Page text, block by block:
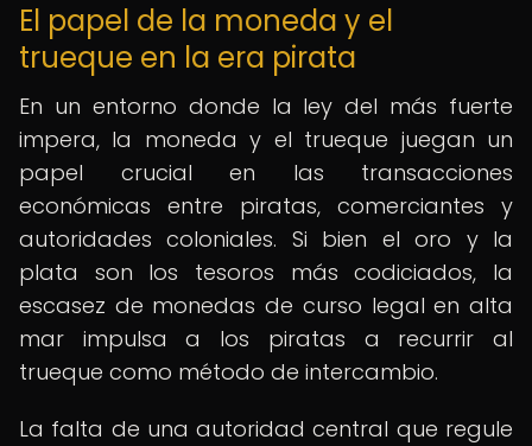
El papel de la moneda y el
trueque en la era pirata
En un entorno donde la ley del más fuerte
impera, la moneda y el trueque juegan un
papel crucial en las transacciones
económicas entre piratas, comerciantes y
autoridades coloniales. Si bien el oro y la
plata son los tesoros más codiciados, la
escasez de monedas de curso legal en alta
mar impulsa a los piratas a recurrir al
trueque como método de intercambio.
La falta de una autoridad central que regule